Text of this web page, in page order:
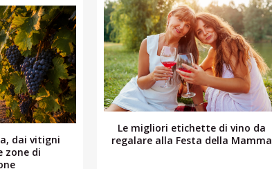
dai vitigni
zone di
Le migliori etichette di vino da
regalare alla Festa della Mamma